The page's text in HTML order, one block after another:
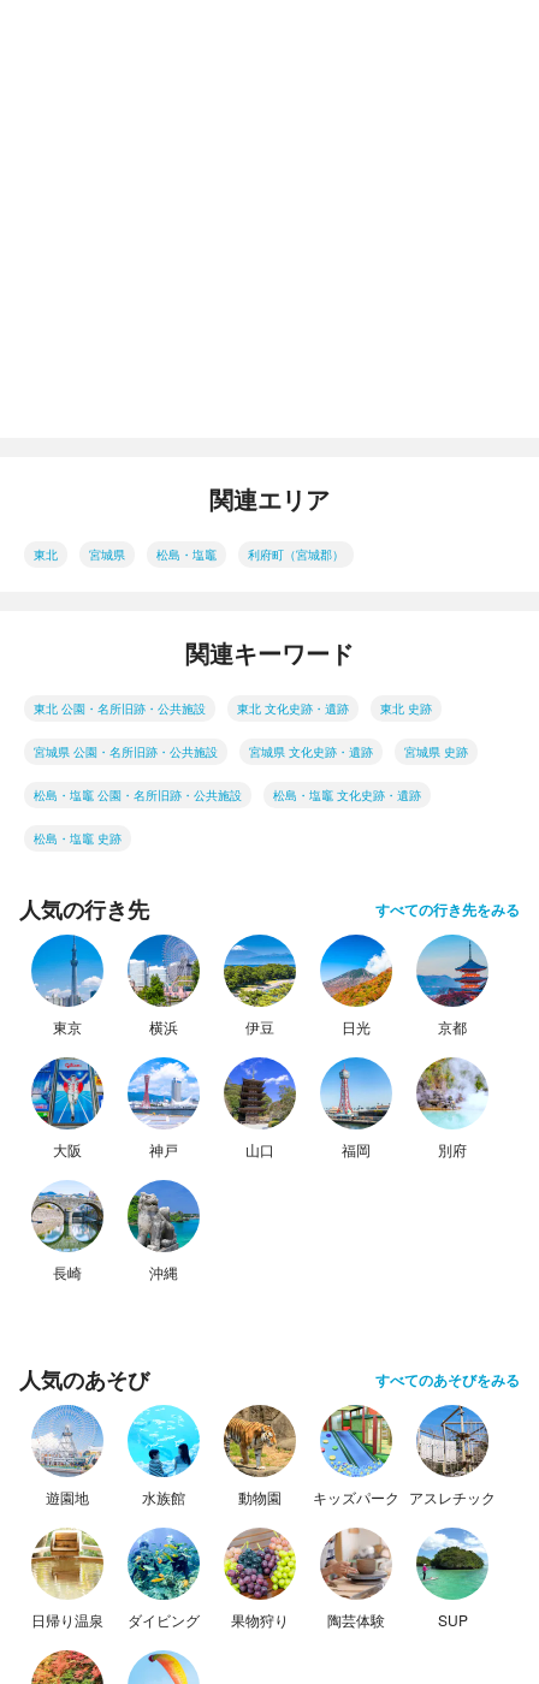
関連エリア
東北 宮城県 松島・塩竈 利府町（宮城郡）
関連キーワード
東北 公園・名所旧跡・公共施設 東北 文化史跡・遺跡 東北 史跡
宮城県 公園・名所旧跡・公共施設 宮城県 文化史跡・遺跡 宮城県 史跡
松島・塩竈 公園・名所旧跡・公共施設 松島・塩竈 文化史跡・遺跡
松島・塩竈 史跡
人気の行き先 すべての行き先をみる
東京 横浜 伊豆 日光 京都
大阪 神戸 山口 福岡 別府
長崎 沖縄
人気のあそび すべてのあそびをみる
遊園地 水族館 動物園 キッズパーク アスレチック
日帰り温泉 ダイビング 果物狩り 陶芸体験 SUP